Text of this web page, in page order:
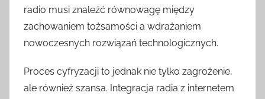
radio musi znaleźć równowagę między
zachowaniem tożsamości a wdrażaniem
nowoczesnych rozwiązań technologicznych.
Proces cyfryzacji to jednak nie tylko zagrożenie,
ale również szansa. Integracja radia z internetem